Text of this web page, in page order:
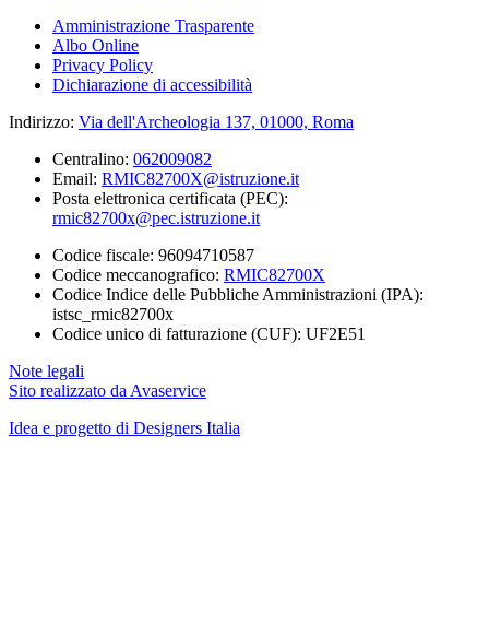
Amministrazione Trasparente
Albo Online
Privacy Policy
Dichiarazione di accessibilità
Indirizzo: Via dell'Archeologia 137, 01000, Roma
Centralino: 062009082
Email: RMIC82700X@istruzione.it
Posta elettronica certificata (PEC):
rmic82700x@pec.istruzione.it
Codice fiscale: 96094710587
Codice meccanografico: RMIC82700X
Codice Indice delle Pubbliche Amministrazioni (IPA):
istsc_rmic82700x
Codice unico di fatturazione (CUF): UF2E51
Note legali
Sito realizzato da Avaservice
Idea e progetto di Designers Italia